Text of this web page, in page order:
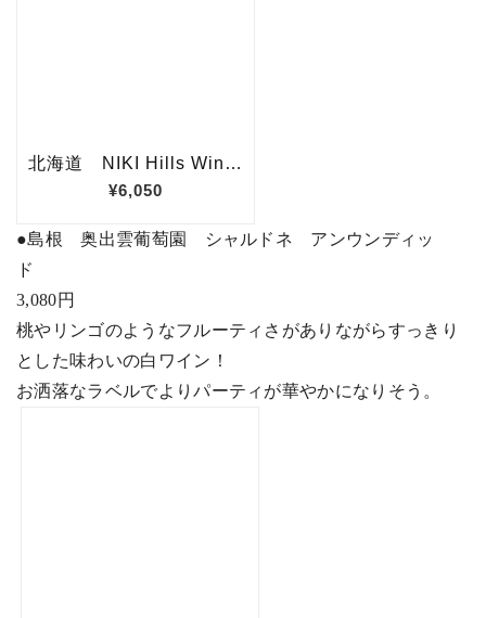
●島根 奥出雲葡萄園 シャルドネ アンウンディッ
ド
3,080円
桃やリンゴのようなフルーティさがありながらすっきり
とした味わいの白ワイン！
お洒落なラベルでよりパーティが華やかになりそう。